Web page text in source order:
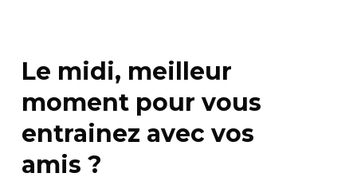
Le midi, meilleur
moment pour vous
entrainez avec vos
amis ?